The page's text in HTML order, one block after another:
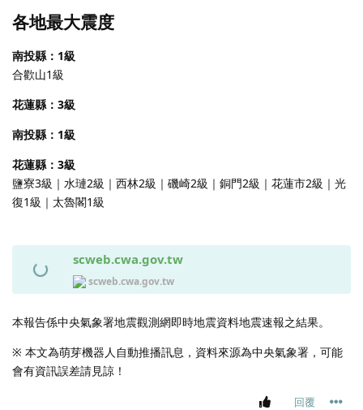
各地最大震度
南投縣：1級
合歡山1級
花蓮縣：3級
南投縣：1級
花蓮縣：3級
鹽寮3級｜水璉2級｜西林2級｜磯崎2級｜銅門2級｜花蓮市2級｜光
復1級｜太魯閣1級
scweb.cwa.gov.tw
scweb.cwa.gov.tw
本報告係中央氣象署地震觀測網即時地震資料地震速報之結果。
※ 本文為萌芽機器人自動推播訊息，資料來源為中央氣象署，可能
會有資訊誤差請見諒！
回覆